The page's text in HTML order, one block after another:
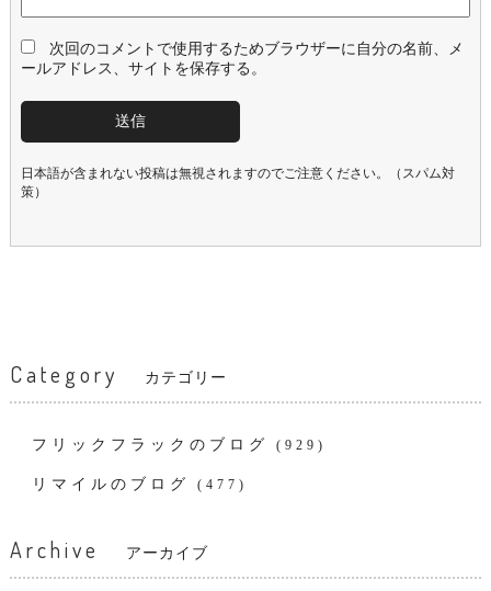
次回のコメントで使用するためブラウザーに自分の名前、メ
ールアドレス、サイトを保存する。
日本語が含まれない投稿は無視されますのでご注意ください。（スパム対
策）
Category カテゴリー
フリックフラックのブログ (929)
リマイルのブログ (477)
Archive アーカイブ